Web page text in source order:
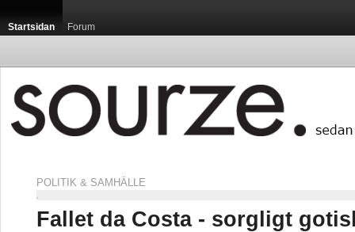
Startsidan Forum
POLITIK & SAMHÄLLE
Fallet da Costa - sorgligt